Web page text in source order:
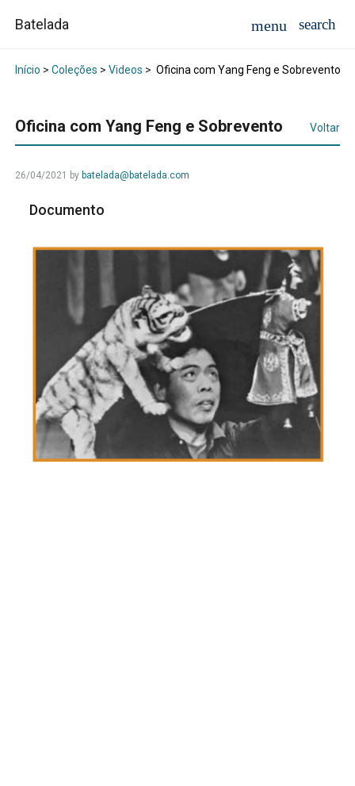
Batelada
Início > Coleções > Videos > Oficina com Yang Feng e Sobrevento
Oficina com Yang Feng e Sobrevento Voltar
26/04/2021 by batelada@batelada.com
Documento